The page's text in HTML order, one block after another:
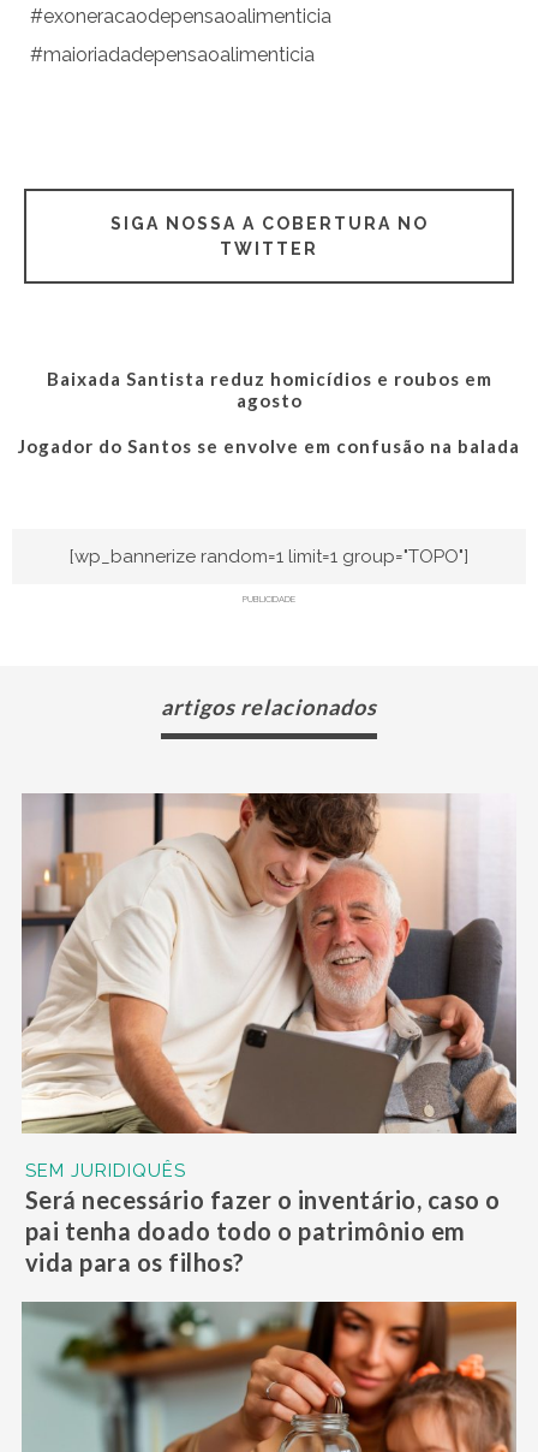
#exoneracaodepensaoalimenticia
#maioriadadepensaoalimenticia
SIGA NOSSA A COBERTURA NO
TWITTER
Baixada Santista reduz homicídios e roubos em
agosto
Jogador do Santos se envolve em confusão na balada
[wp_bannerize random=1 limit=1 group="TOPO"]
PUBLICIDADE
artigos relacionados
SEM JURIDIQUÊS
Será necessário fazer o inventário, caso o
pai tenha doado todo o patrimônio em
vida para os filhos?